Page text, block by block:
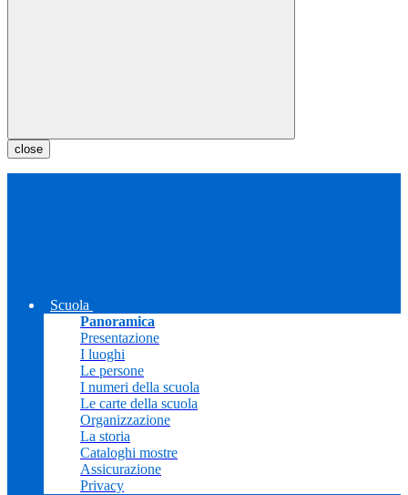
close
Scuola
Panoramica
Presentazione
I luoghi
Le persone
I numeri della scuola
Le carte della scuola
Organizzazione
La storia
Cataloghi mostre
Assicurazione
Privacy